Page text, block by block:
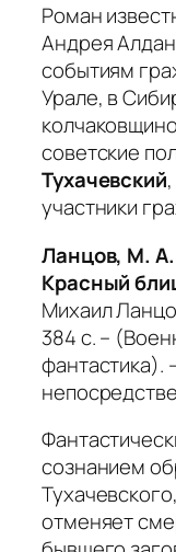
Роман
Андрея
событиям
Урале, в
советские
Тухачевский
участники
Ланцов, М.
Красный
Михаил
384 с. –
фантастика).
сознанием
отменяет